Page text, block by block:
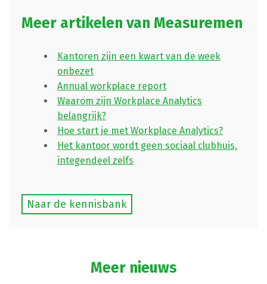
Meer artikelen van Measuremen
Kantoren zijn een kwart van de week
onbezet
Annual workplace report
Waarom zijn Workplace Analytics
belangrijk?
Hoe start je met Workplace Analytics?
Het kantoor wordt geen sociaal clubhuis,
integendeel zelfs
Naar de kennisbank
Meer nieuws